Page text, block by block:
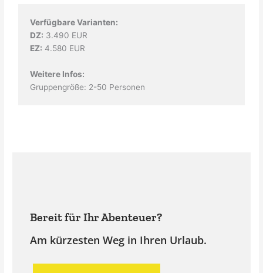
Verfügbare Varianten:
DZ: 3.490 EUR
EZ: 4.580 EUR
Weitere Infos:
Gruppengröße: 2-50 Personen
Bereit für Ihr Abenteuer?
Am kürzesten Weg in Ihren Urlaub.